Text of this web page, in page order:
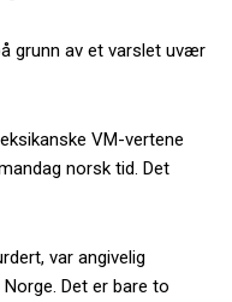
grunn av et varslet uvær
VM-vertene
norsk tid. Det
var angivelig
Det er bare to